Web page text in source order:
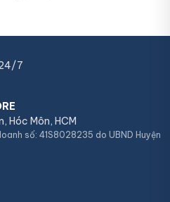
7
Hóc Môn, HCM
số: 41S8028235 do UBND Huyện